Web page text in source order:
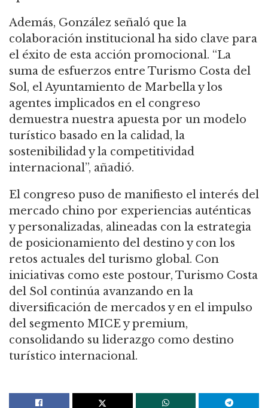
Además, González señaló que la
colaboración institucional ha sido clave para
el éxito de esta acción promocional. “La
suma de esfuerzos entre Turismo Costa del
Sol, el Ayuntamiento de Marbella y los
agentes implicados en el congreso
demuestra nuestra apuesta por un modelo
turístico basado en la calidad, la
sostenibilidad y la competitividad
internacional”, añadió.
El congreso puso de manifiesto el interés del
mercado chino por experiencias auténticas
y personalizadas, alineadas con la estrategia
de posicionamiento del destino y con los
retos actuales del turismo global. Con
iniciativas como este postour, Turismo Costa
del Sol continúa avanzando en la
diversificación de mercados y en el impulso
del segmento MICE y premium,
consolidando su liderazgo como destino
turístico internacional.